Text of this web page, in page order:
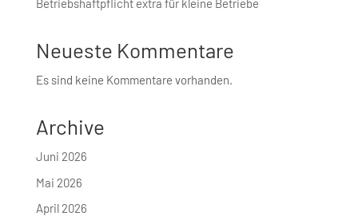
Betriebshaft­pflicht extra für kleine Betriebe
Neueste Kommentare
Es sind keine Kommentare vorhanden.
Archive
Juni 2026
Mai 2026
April 2026